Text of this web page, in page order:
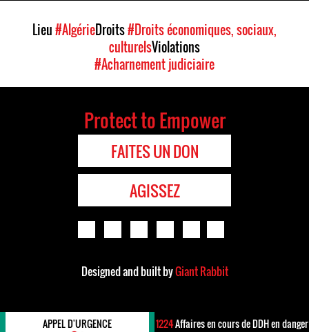
Lieu#AlgérieDroits#Droits économiques, sociaux,
culturelsViolations
#Acharnement judiciaire
Protect to Empower
FAITES UN DON
AGISSEZ
Designed and built byGiant Rabbit
APPEL D'URGENCE 1224Affaires en cours de DDH en danger